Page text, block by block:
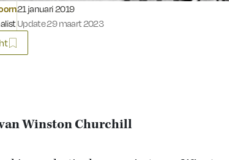
Gepubliceerd op:
21 januari 2019
Update 29 maart 2023
Winston Churchill